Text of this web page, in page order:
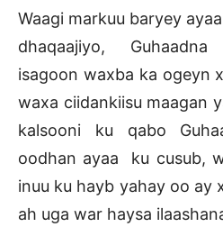
Waagi markuu baryey
dhaqaajiyo,
isagoon waxba ka ogeyn
waxa ciidankiisu maagan
kalsooni ku qabo
oodhan ayaa ku cusub,
inuu ku hayb yahay oo ay
ah uga war haysa